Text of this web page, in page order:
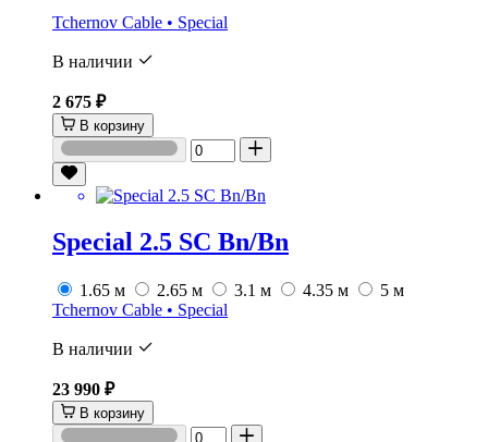
Tchernov Cable • Special
В наличии
2 675 ₽
В корзину
Special 2.5 SС Bn/Bn
1.65 м 2.65 м 3.1 м 4.35 м
5 м
Tchernov Cable • Special
В наличии
23 990 ₽
В корзину